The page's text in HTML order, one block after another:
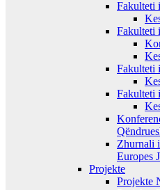
Fakulteti
Fakulteti
Fakulteti
Fakulteti
Zhurnali
Europes
Projekte
Projekte